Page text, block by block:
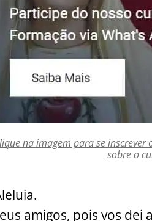
na imagem para se
sobre o
amigos, pois vos